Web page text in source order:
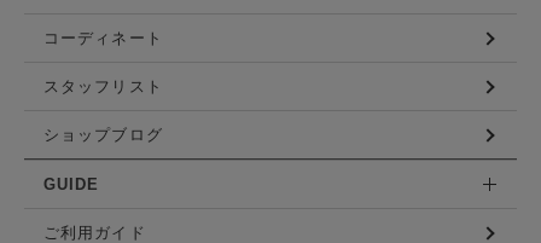
コーディネート
スタッフリスト
ショップブログ
GUIDE
ご利用ガイド